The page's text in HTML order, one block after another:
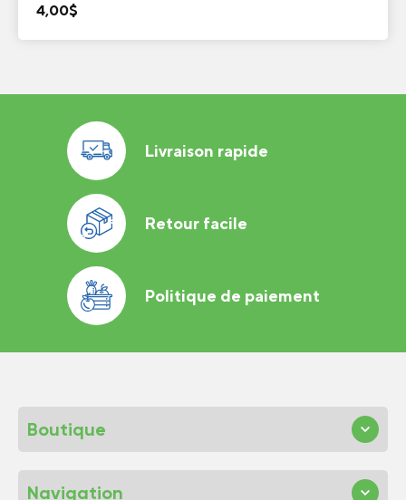
4,00$
Livraison rapide
Retour facile
Politique de paiement
Boutique
Navigation